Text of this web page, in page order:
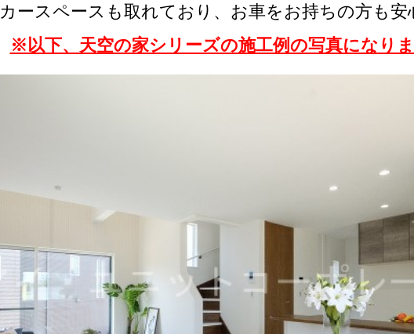
カースペースも取れており、お車をお持ちの方も安
※以下、天空の家シリーズの施工例の写真になり